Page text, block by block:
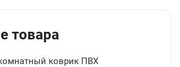
товара
коврик ПВХ